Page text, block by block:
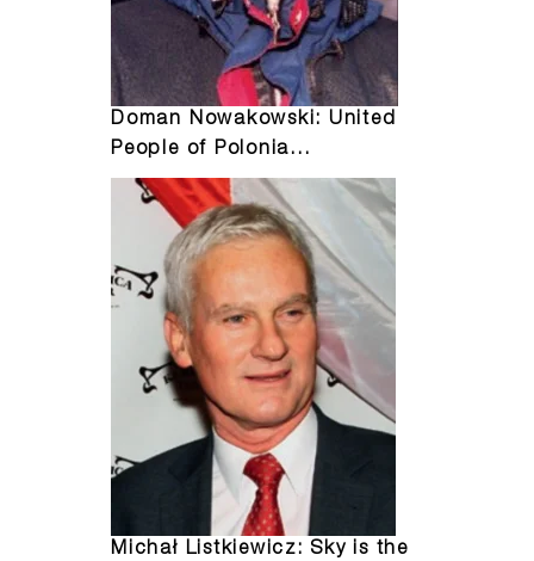
Doman Nowakowski: United
People of Polonia…
Michał Listkiewicz: Sky is the